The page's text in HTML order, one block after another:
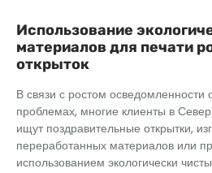
Использование
материалов для печати
открыток
В связи с ростом осведомленности
проблемах, многие клиенты в
ищут поздравительные открытки,
переработанных материалов или
использованием экологически